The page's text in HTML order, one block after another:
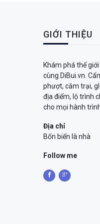
GIỚI THIỆU
Khám phá thế
cùng DiBui.vn.
phượt, cắm trại,
địa điểm, lộ trình
cho mọi hành
Địa chỉ
Bốn biển là nhà
Follow me